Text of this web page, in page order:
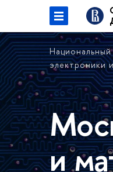
электроники
и